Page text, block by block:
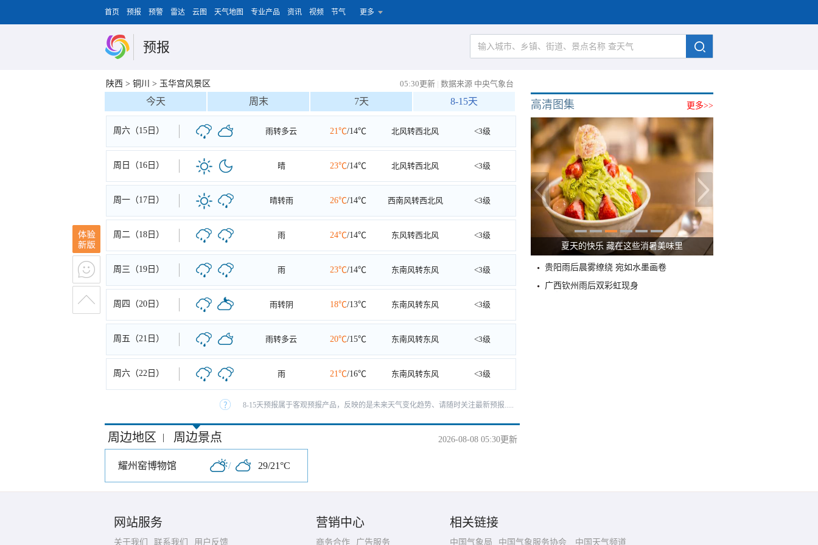
首页 预报 预警 雷达 云图 天气地图 专业产品 资讯 视频 节气 更多
预报
陕西 > 铜川 > 玉华宫风景区 05:30更新 | 数据来源 中央气象台
今天 周末 7天 8-15天
周六（15日） 雨转多云 21℃/14℃ 北风转西北风 <3级
周日（16日） 晴 23℃/14℃ 北风转西北风 <3级
周一（17日） 晴转雨 26℃/14℃ 西南风转西北风 <3级
周二（18日） 雨 24℃/14℃ 东风转西北风 <3级
周三（19日） 雨 23℃/14℃ 东南风转东风 <3级
周四（20日） 雨转阴 18℃/13℃ 东南风转东风 <3级
周五（21日） 雨转多云 20℃/15℃ 东南风转东风 <3级
周六（22日） 雨 21℃/16℃ 东南风转东风 <3级
8-15天预报属于客观预报产品，反映的是未来天气变化趋势、请随时关注最新预报.....
周边地区 | 周边景点 2026-08-08 05:30更新
耀州窑博物馆 / 29/21°C
更多>>
高清图集
夏天的快乐 藏在这些消暑美味里
贵阳雨后晨雾缭绕 宛如水墨画卷
广西钦州雨后双彩虹现身
网站服务
关于我们 联系我们 用户反馈
营销中心
商务合作 广告服务
相关链接
中国气象局 中国气象服务协会 中国天气频道